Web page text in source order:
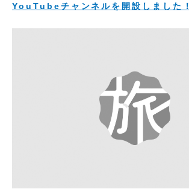
YouTubeチャンネルを開設しました！